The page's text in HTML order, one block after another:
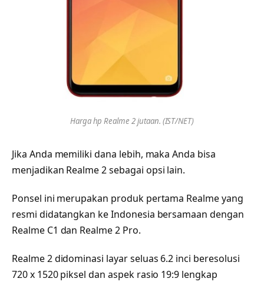
Harga hp Realme 2 jutaan. (IST/NET)
Jika Anda memiliki dana lebih, maka Anda bisa
menjadikan Realme 2 sebagai opsi lain.
Ponsel ini merupakan produk pertama Realme yang
resmi didatangkan ke Indonesia bersamaan dengan
Realme C1 dan Realme 2 Pro.
Realme 2 didominasi layar seluas 6.2 inci beresolusi
720 x 1520 piksel dan aspek rasio 19:9 lengkap